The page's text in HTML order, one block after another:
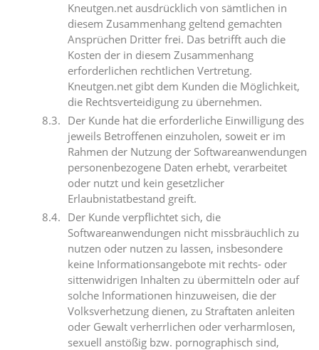
Kneutgen.net ausdrücklich von sämtlichen in
diesem Zusammenhang geltend gemachten
Ansprüchen Dritter frei. Das betrifft auch die
Kosten der in diesem Zusammenhang
erforderlichen rechtlichen Vertretung.
Kneutgen.net gibt dem Kunden die Möglichkeit,
die Rechtsverteidigung zu übernehmen.
Der Kunde hat die erforderliche Einwilligung des
jeweils Betroffenen einzuholen, soweit er im
Rahmen der Nutzung der Softwareanwendungen
personenbezogene Daten erhebt, verarbeitet
oder nutzt und kein gesetzlicher
Erlaubnistatbestand greift.
Der Kunde verpflichtet sich, die
Softwareanwendungen nicht missbräuchlich zu
nutzen oder nutzen zu lassen, insbesondere
keine Informationsangebote mit rechts- oder
sittenwidrigen Inhalten zu übermitteln oder auf
solche Informationen hinzuweisen, die der
Volksverhetzung dienen, zu Straftaten anleiten
oder Gewalt verherrlichen oder verharmlosen,
sexuell anstößig bzw. pornographisch sind,